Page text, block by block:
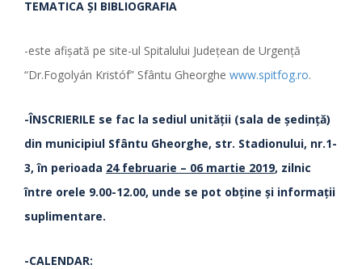
TEMATICA ŞI BIBLIOGRAFIA
-este afişată pe site-ul Spitalului Judeţean de Urgenţă
“Dr.Fogolyán Kristóf” Sfântu Gheorghe www.spitfog.ro.
-ÎNSCRIERILE se fac la sediul unităţii (sala de şedinţă)
din municipiul Sfântu Gheorghe, str. Stadionului, nr.1-
3, în perioada 24 februarie – 06 martie 2019, zilnic
între orele 9.00-12.00, unde se pot obţine şi informaţii
suplimentare.
-CALENDAR: